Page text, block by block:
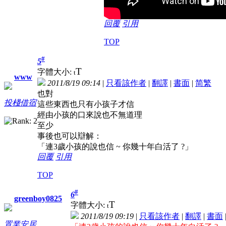
回覆 引用
TOP
www
投棧借宿
5#
字體大小: tT
2011/8/19 09:14 | 只看該作者 | 翻譯 | 書面 | 简繁
也對
這些東西也只有小孩子才信
經由小孩的口來說也不無道理
至少
事後也可以辯解：
「連3歲小孩的說也信 ~ 你幾十年白活了 ?」
回覆 引用
TOP
greenboy0825
6#
字體大小: tT
2011/8/19 09:19 | 只看該作者 | 翻譯 | 書面 |